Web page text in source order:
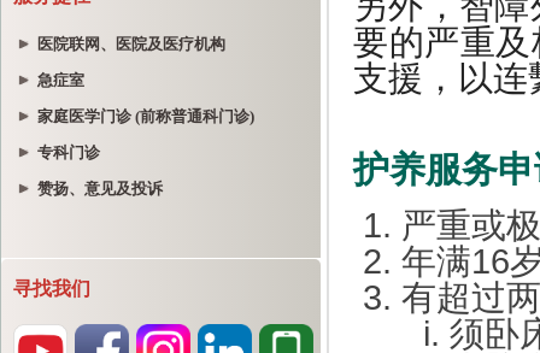
医院联网、医院及医疗机构
急症室
家庭医学门诊 (前称普通科门诊)
专科门诊
赞扬、意见及投诉
寻找我们